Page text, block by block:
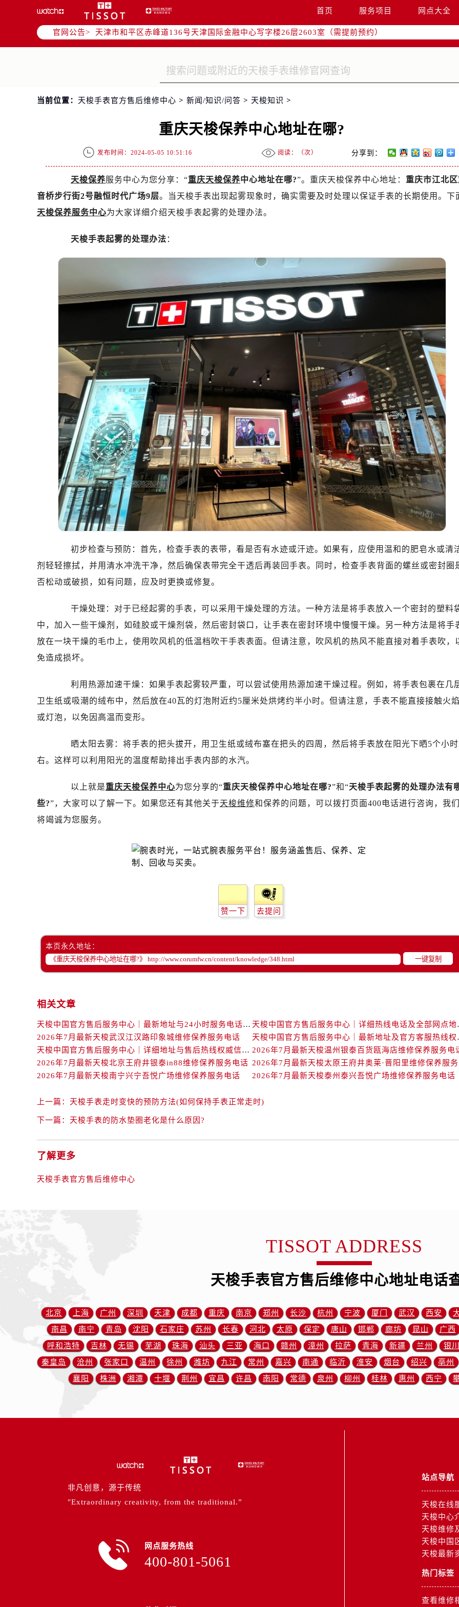
首页 服务项目 网点大全
官网公告>
北京市东城区东长安街1号东方广场写字楼W3座6层602室（需提前预约）
北京市朝阳区建国门外大街甲6号华熙国际中心写字楼D座11层1102室（需提前预约）
天津市和平区赤峰道136号天津国际金融中心写字楼26层2603室（需提前预约）
上海市徐汇区虹桥路3号港汇中心写字楼2座37层3705室（需提前预约）
南京市秦淮区中山南路1号（新街口）南京中心写字楼22层C1-1室（需提前预约）
徐州市鼓楼区淮海东路29号苏宁广场IFC国际金融中心写字楼35层3508室（需提前预约）
盐城市盐都区世纪大道5号盐城金融城写字楼1号楼16层1604室（需提前预约）
泰州市海陵区永定东路399号置地商务中心东塔写字楼（华润万象城）17层1706室（需提前预约）
杭州市上城区钱江路1366号华润大厦写字楼A座5层503-5室（需提前预约）
金华市金东区东市南街777号金华万达广场写字楼4号楼22层2209室（需提前预约）
嘉兴市南湖区广益路705号嘉兴世界贸易中心写字楼A座13层1304室（需提前预约）
南昌市红谷滩新区红谷中大道998号绿地双子塔（中央广场）A1座办公楼14层07室（需提前预约）
广州市天河区天河路230号万菱汇国际中心写字楼A塔7层704室（需提前预约）
广州市越秀区环市东路371-375号世界贸易中心大厦南塔写字楼15层07室（需提前预约）
深圳市罗湖区深南东路5001号华润大厦写字楼17层1701室（需提前预约）
惠州市惠城区江北文昌一路7号华贸大厦写字楼1座30层05室（需提前预约）
厦门市思明区湖滨东路95号华润大厦写字楼B座11层1104室（需提前预约）
福州市鼓楼区五四路128-1号恒力城写字楼15层03室（需提前预约）
成都市锦江区人民东路6号SAC东原中心写字楼24层2406B室（需提前预约）
重庆市江北区观音桥步行街2号融恒时代广场写字楼9层902室（需提前预约）
长沙市芙蓉区定王台街道建湘路393号世茂环球金融中心写字楼（芙蓉广场）10层13室（需提前预约）
郑州市二七区铭功路10号华润大厦写字楼29层2905室（需提前预约）
太原市迎泽区解放路15号亨得利名表服务中心（品牌授权店）3层整层（需提前预约）
沈阳市沈河区中街路137号亨得利名表服务中心（品牌授权店）1层整层（需提前预约）
沈阳市沈河区中街路83号亨得利名表服务中心（品牌授权店）1层整层（需提前预约）
乌鲁木齐市天山区红山路26号时代广场（CCMALL）C座17层17-B（需提前预约）
温州市鹿城区锦绣路1067号置信广场10层1015室（需提前预约）
哈尔滨市道里区友谊西路600号富力中心T2座写字楼29层03室（需提前预约）
大连市中山区人民路15号国际金融大厦7层G室（需提前预约）
佛山市禅城区季华五路57号万科金融中心C座12层1205室（需提前预约）
东莞市东城街道鸿福东路1号民盈国贸中心T1写字楼9层907室（需提前预约）
南通市崇川区工农路57号圆融广场写字楼16层1603室（需提前预约）
苏州市苏州工业园区星港街199号苏州中心办公楼C座22层08室（需提前预约）
武汉市江汉区解放大道686号世界贸易大厦38层09室（需提前预约）
合肥市蜀山区潜山路111号万象城华润大厦B座12楼03室（需提前预约）
泉州市丰泽区宝洲路729号浦西万达中心写字楼A座7楼709室（需提前预约）
石家庄市长安区中山东路39号勒泰中心写字楼B座13层07室（需提前预约）
西安市碑林区南关正街88号华侨城长安国际中心E座6楼10室（需提前预约）
唐山市路南区新华东道100号万达广场写字楼A座10层1002室（需提前预约）
台州市椒江区东海大道1800号腾达中心东1幢20楼2002室（需提前预约）
甘肃省兰州市七里河区西津西路16号兰州中心写字楼21层2102室（需提前预约）
重庆市解放碑渝中区民权路28号英利国际金融中心写字楼20层01室（需提前预约）
黑龙江省大庆市萨尔图区会战大街售后服务中心（需提前预约）
黑龙江省黑河市爱辉区中央街售后服务中心（需提前预约）
黑龙江省鸡西市鸡冠区红军路售后服务中心（需提前预约）
黑龙江省牡丹江市东安区太平路售后服务中心（需提前预约）
黑龙江省七台河市桃山区大同街售后服务中心（需提前预约）
黑龙江省双鸭山市尖山区新兴大街售后服务中心（需提前预约）
黑龙江省伊春市伊美区通河路售后服务中心（需提前预约）
吉林省辽源市龙山区人民大街售后服务中心（需提前预约）
吉林省梅河口市新华街道梅河大街售后服务中心（需提前预约）
吉林省四平市铁东区紫气大路与南九经街交汇处售后服务中心（需提前预约）
吉林省松原市宁江区五环大街售后服务中心（需提前预约）
吉林省通化市东昌区环通乡江南大街售后服务中心（需提前预约）
辽宁省鞍山市铁东区站前街售后服务中心（需提前预约）
辽宁省本溪市平山区胜利路售后服务中心（需提前预约）
辽宁省阜新市海州区解放大街售后服务中心（需提前预约）
辽宁省铁岭市银州区南马路售后服务中心（需提前预约）
辽宁省营口市站前区市府路与渤海大街交叉口售后服务中心（需提前预约）
辽宁省沈阳市沈河区中街路137号亨得利名表维修授权店1楼售后服务中心（需提前预约）
北京市朝阳区建国门外大街甲6号华熙国际中心D座11层1102室售后服务中心（需提前预约）
北京市东城区东长安街1号王府井东方广场W3座6层602室售后服务中心（需提前预约）
河北省保定市竞秀区朝阳北大街北国先天下售后服务中心（需提前预约）
内蒙古自治区阿拉善盟市左旗土尔扈特大街售后服务中心（需提前预约）
内蒙古自治区巴彦淖尔市临河区新华街售后服务中心（需提前预约）
内蒙古自治区包头市青山区幸福路甲3号王府井百货名表维修售后服务中心（需提前预约）
内蒙古自治区乌兰察布市集宁区恩和大街售后服务中心（需提前预约）
内蒙古自治区锡林郭勒盟市锡林浩特市光明街与额尔敦路交叉口售后服务中心（需提前预约）
山西省晋中市榆次区顺城街售后服务中心（需提前预约）
山西省临汾市尧都区解放路售后服务中心（需提前预约）
山西省吕梁市离石区永宁中路与建设街交叉口售后服务中心（需提前预约）
当前位置： 天梭手表官方售后维修中心 > 新闻/知识/问答 > 天梭知识 >
重庆天梭保养中心地址在哪?
发布时间：2024-05-05 10:51:16 阅读：（次） 分享到：
天梭保养服务中心为您分享：“重庆天梭保养中心地址在哪?”。重庆天梭保养中心地址： 重庆市江北
音桥步行街2号融恒时代广场9层。当天梭手表出现起雾现象时，确实需要及时处理以保证手表的长期使用。下
天梭保养服务中心为大家详细介绍天梭手表起雾的处理办法。
天梭手表起雾的处理办法 ：
初步检查与预防：首先，检查手表的表带，看是否有水迹或汗迹。如果有，应使用温和的肥皂水或清
剂轻轻擦拭，并用清水冲洗干净，然后确保表带完全干透后再装回手表。同时，检查手表背面的螺丝或密封圈
否松动或破损，如有问题，应及时更换或修复。
干燥处理：对于已经起雾的手表，可以采用干燥处理的方法。一种方法是将手表放入一个密封的塑料
中，加入一些干燥剂，如硅胶或干燥剂袋，然后密封袋口，让手表在密封环境中慢慢干燥。另一种方法是将手
放在一块干燥的毛巾上，使用吹风机的低温档吹干手表表面。但请注意，吹风机的热风不能直接对着手表吹，
免造成损坏。
利用热源加速干燥：如果手表起雾较严重，可以尝试使用热源加速干燥过程。例如，将手表包裹在几
卫生纸或吸潮的绒布中，然后放在40瓦的灯泡附近约5厘米处烘烤约半小时。但请注意，手表不能直接接触火焰
或灯泡，以免因高温而变形。
晒太阳去雾：将手表的把头拔开，用卫生纸或绒布塞在把头的四周，然后将手表放在阳光下晒5个小时
右。这样可以利用阳光的温度帮助排出手表内部的水汽。
以上就是重庆天梭保养中心为您分享的“重庆天梭保养中心地址在哪?”和“天梭手表起雾的处理办法有
些?”，大家可以了解一下。如果您还有其他关于天梭维修和保养的问题，可以拨打页面400电话进行咨询，我们
将竭诚为您服务。
赞一下 去提问
本页永久地址：
一键复制
相关文章
天梭中国官方售后服务中心｜最新地址与24小时服务电话权威信息通告（2026年7月最新）
天梭中国官方
2026年7月最新天梭武汉江汉路印象城维修保养服务电话
天梭中国官
天梭中国官方售后服务中心｜详细地址与售后热线权威信息通知（2026年7月最新） 2026年7月最新天梭温州银泰百货瓯海店维修保养服务电
2026年7月最新天梭北京王府井银泰in88维修保养服务电话
2026年7月最新天梭南宁兴宁吾悦广场维修保养服务电话
2026年7月最新天梭泰州泰兴吾悦广场维修保养服务电话
上一篇： 天梭手表走时变快的预防方法(如何保持手表正常走时)
下一篇： 天梭手表的防水垫圈老化是什么原因?
了解更多
天梭手表官方售后维修中心
TISSOT ADDRESS
天梭手表官方售后维修中心地址电话
北京 上海 广州 深圳 天津 成都 重庆 南京 郑州 长沙 杭州 宁波 厦门 武汉 西安
南昌
南宁 青岛 沈阳 石家庄 苏州 长春 河北 太原 保定 唐山 邯郸 廊坊 昆山 广西
呼和浩特
吉林 无锡 芜湖 珠海 汕头 三亚 海口 赣州 漳州 拉萨 青海 新疆 兰州 银川
秦皇岛
沧州 张家口 温州 徐州 潍坊 九江 常州 嘉兴 南通 临沂 淮安 烟台 绍兴 亳州
襄阳
株洲 湘潭 十堰 荆州 宜昌 许昌 南阳 常德 泉州 柳州 桂林 惠州 西宁
非凡创意，源于传统
"Extraordinary creativity, from the traditional.”
网点服务热线
400-801-5061
站点导航
天梭在线
天梭中心
天梭维修
天梭中国
天梭最新
热门标签
查看维修